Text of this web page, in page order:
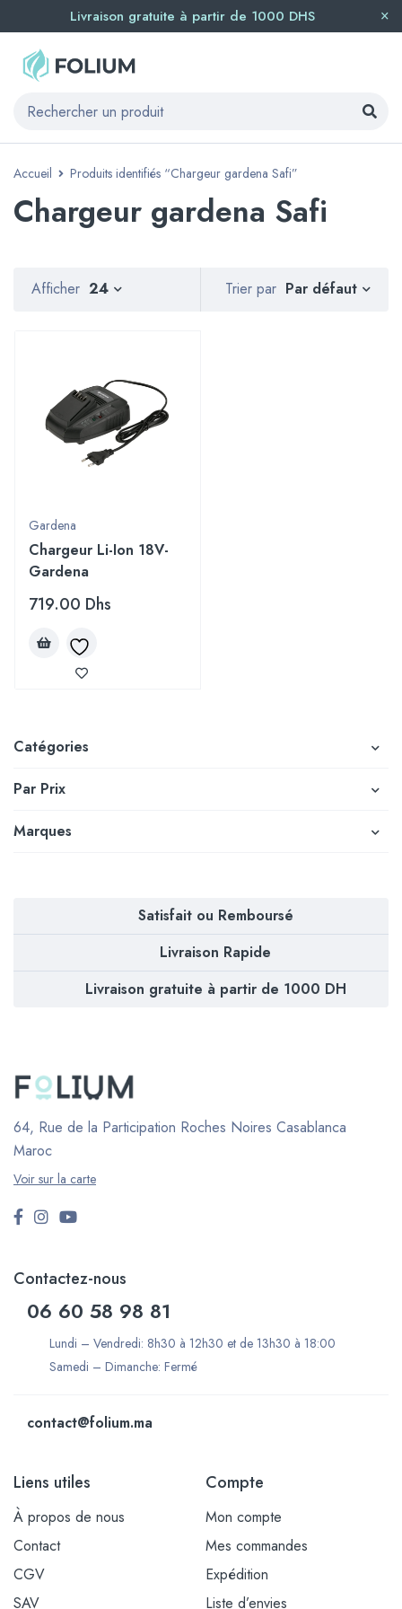
Livraison gratuite à partir de 1000 DHS
Accueil Produits identifiés “Chargeur gardena Safi”
Chargeur gardena Safi
Catégories
Par Prix
Marques
Trier par Par défaut
Afficher 24
Gardena
Chargeur Li-Ion 18V-
Gardena
719.00 Dhs
Satisfait ou Remboursé
Livraison Rapide
Livraison gratuite à partir de 1000 DH
64, Rue de la Participation Roches Noires Casablanca
Maroc
Voir sur la carte
Contactez-nous
06 60 58 98 81
Lundi – Vendredi: 8h30 à 12h30 et de 13h30 à 18:00
Samedi – Dimanche: Fermé
contact@folium.ma
Liens utiles
À propos de nous
Contact
CGV
SAV
Compte
Mon compte
Mes commandes
Expédition
Liste d’envies